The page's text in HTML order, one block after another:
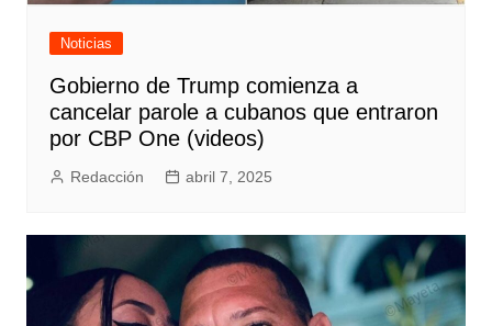
Noticias
Gobierno de Trump comienza a
cancelar parole a cubanos que entraron
por CBP One (videos)
Redacción abril 7, 2025